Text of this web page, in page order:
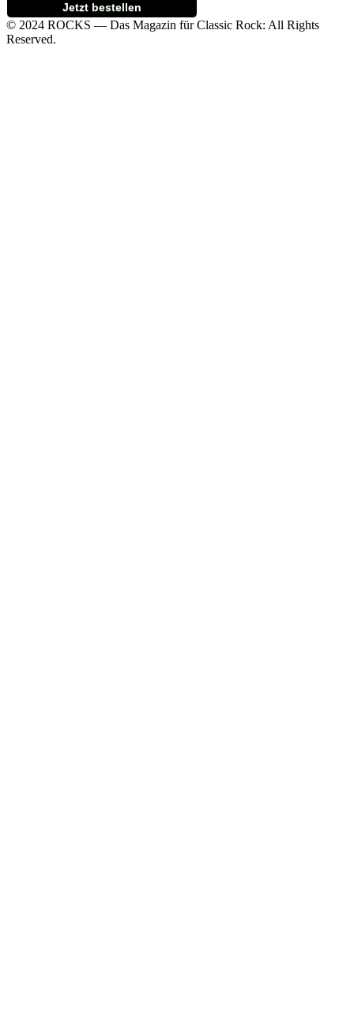
Jetzt bestellen
© 2024 ROCKS — Das Magazin für Classic Rock: All Rights
Reserved.